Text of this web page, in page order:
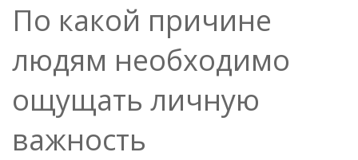
По какой причине
людям необходимо
ощущать личную
важность